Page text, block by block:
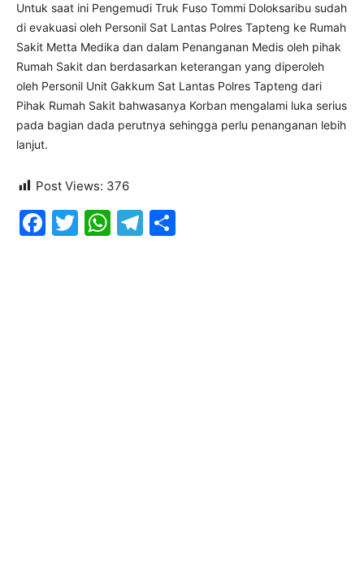
Untuk saat ini Pengemudi Truk Fuso Tommi Doloksaribu sudah
di evakuasi oleh Personil Sat Lantas Polres Tapteng ke Rumah
Sakit Metta Medika dan dalam Penanganan Medis oleh pihak
Rumah Sakit dan berdasarkan keterangan yang diperoleh
oleh Personil Unit Gakkum Sat Lantas Polres Tapteng dari
Pihak Rumah Sakit bahwasanya Korban mengalami luka serius
pada bagian dada perutnya sehingga perlu penanganan lebih
lanjut.
Post Views: 376
Facebook
Twitter
WhatsApp
Telegram